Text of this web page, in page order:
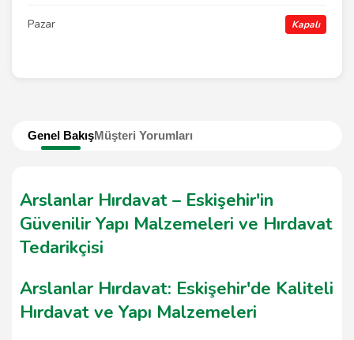
Genel BakışMüşteri Yorumları
Arslanlar Hırdavat – Eskişehir'in
Güvenilir Yapı Malzemeleri ve Hırdavat
Tedarikçisi
Arslanlar Hırdavat: Eskişehir'de Kaliteli
Hırdavat ve Yapı Malzemeleri
Pazar Kapalı